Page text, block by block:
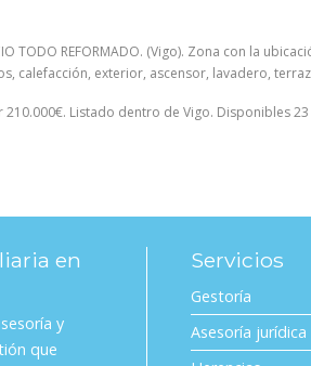
TODO REFORMADO. (Vigo). Zona con la
calefacción, exterior, ascensor, lavadero,
por 210.000€. Listado dentro de Vigo.
en
y
que
Servicios
Gestoría
Asesoría jurídica